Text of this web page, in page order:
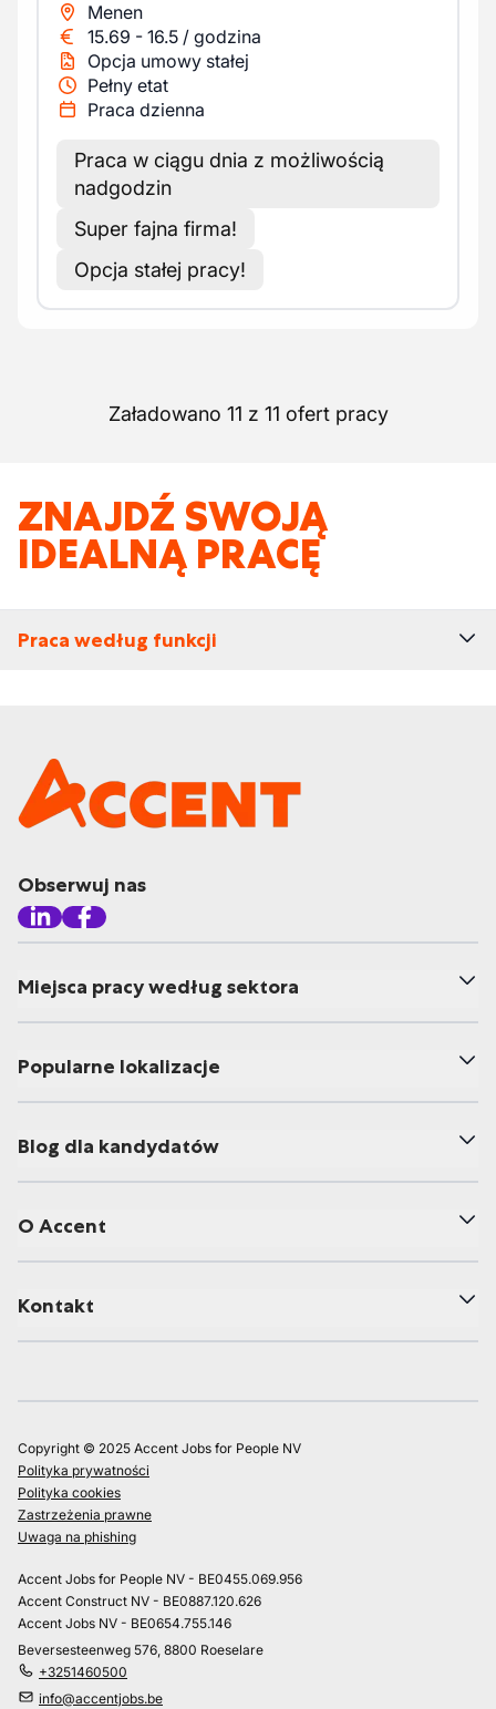
Menen
15.69 - 16.5 / godzina
Opcja umowy stałej
Pełny etat
Praca dzienna
Praca w ciągu dnia z możliwością
nadgodzin
Super fajna firma!
Opcja stałej pracy!
Załadowano 11 z 11 ofert pracy
ZNAJDŹ SWOJĄ
IDEALNĄ PRACĘ
Praca według funkcji
Obserwuj nas
Miejsca pracy według sektora
Popularne lokalizacje
Blog dla kandydatów
O Accent
Kontakt
Copyright © 2025 Accent Jobs for People NV
Polityka prywatności
Polityka cookies
Zastrzeżenia prawne
Uwaga na phishing
Accent Jobs for People NV - BE0455.069.956
Accent Construct NV - BE0887.120.626
Accent Jobs NV - BE0654.755.146
Beversesteenweg 576, 8800 Roeselare
+3251460500
info@accentjobs.be